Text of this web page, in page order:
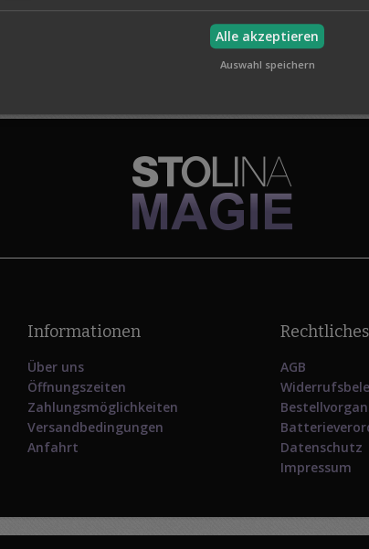
Kontaktieren
Sie uns
Informationen
Über uns
Öffnungszeiten
Zahlungsmöglichkeiten
Versandbedingungen
Anfahrt
Rechtliches
AGB
Datenschutz
Impressum
Alle akzeptieren
Auswahl speichern